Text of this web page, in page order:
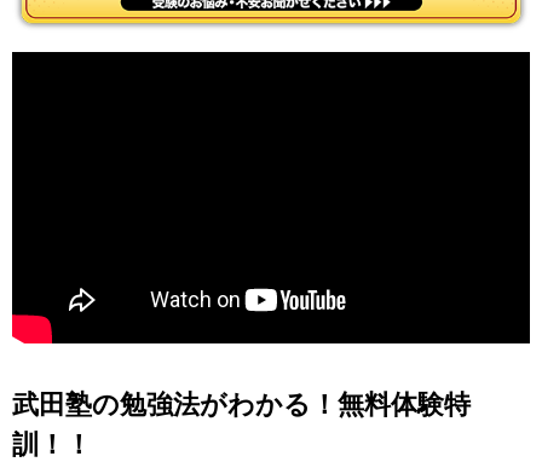
武田塾の勉強法がわかる！無料体験特
訓！！